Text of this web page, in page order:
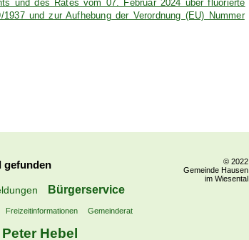
und des Rates vom 07. Februar 2024 über fluorierte
und zur Aufhebung der Verordnung (EU) Nummer
gefunden
Bürgerservice
Freizeitinformationen Gemeinderat
Hebel
© 2022
Gemeinde Hausen
im Wiesental